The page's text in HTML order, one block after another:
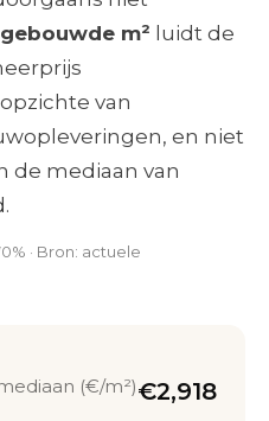
m² luidt de
van
en niet
de mediaan van
· Bron: actuele
(€/m²)€2,918